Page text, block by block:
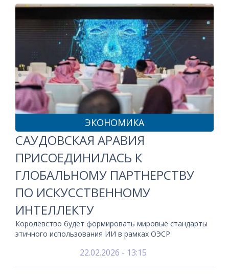
ЭКОНОМИКА
САУДОВСКАЯ АРАВИЯ
ПРИСОЕДИНИЛАСЬ К
ГЛОБАЛЬНОМУ ПАРТНЕРСТВУ
ПО ИСКУССТВЕННОМУ
ИНТЕЛЛЕКТУ
Королевство будет формировать мировые стандарты
этичного использования ИИ в рамках ОЭСР
22.02.2026 - 13:15